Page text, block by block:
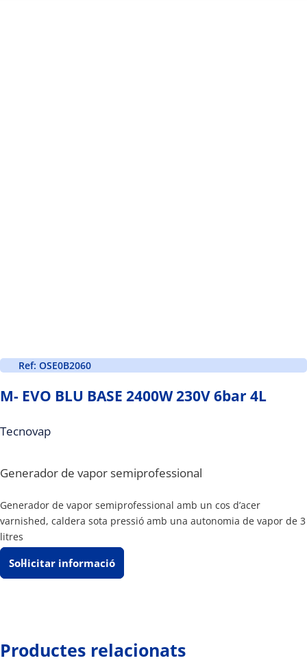
Ref: OSE0B2060
M- EVO BLU BASE 2400W 230V 6bar 4L
Tecnovap
Generador de vapor semiprofessional
Generador de vapor semiprofessional amb un cos d’acer
varnished, caldera sota pressió amb una autonomia de vapor de 3
litres
Sol·licitar informació
Productes relacionats